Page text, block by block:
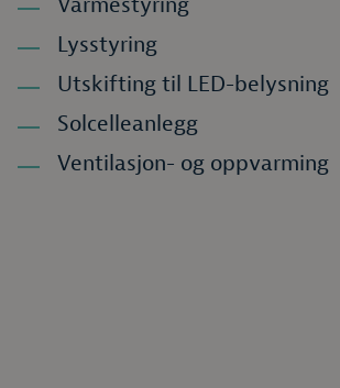
Lysstyring
Utskifting til LED-belysning
Solcelleanlegg
Ventilasjon- og oppvarming